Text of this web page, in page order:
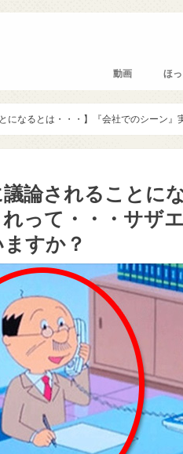
動画 ほ
になるとは・・・】『会社でのシーン
論されることに
って・・・サザ
すか？